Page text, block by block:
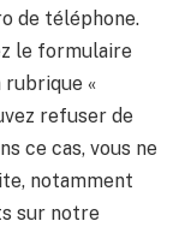
de téléphone.
le formulaire
rubrique «
refuser de
ce cas, vous ne
notamment
sur notre